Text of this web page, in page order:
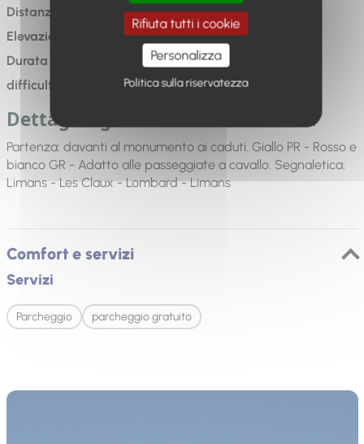
Distanza
Elevazione
Durata
difficulté
: Moderato
Dettagli riguardanti la marcatura
Partenza: davanti al monumento ai caduti. Giallo PR - Rosso e
bianco GR - Adatto alle passeggiate a cavallo. Segnaletica:
Limans - Les Claux - Lombard - Limans
Comfort e servizi
Servizi
Parcheggio parcheggio gratuito
Rifiuta tutti i cookie
Personalizza
Politica sulla riservatezza